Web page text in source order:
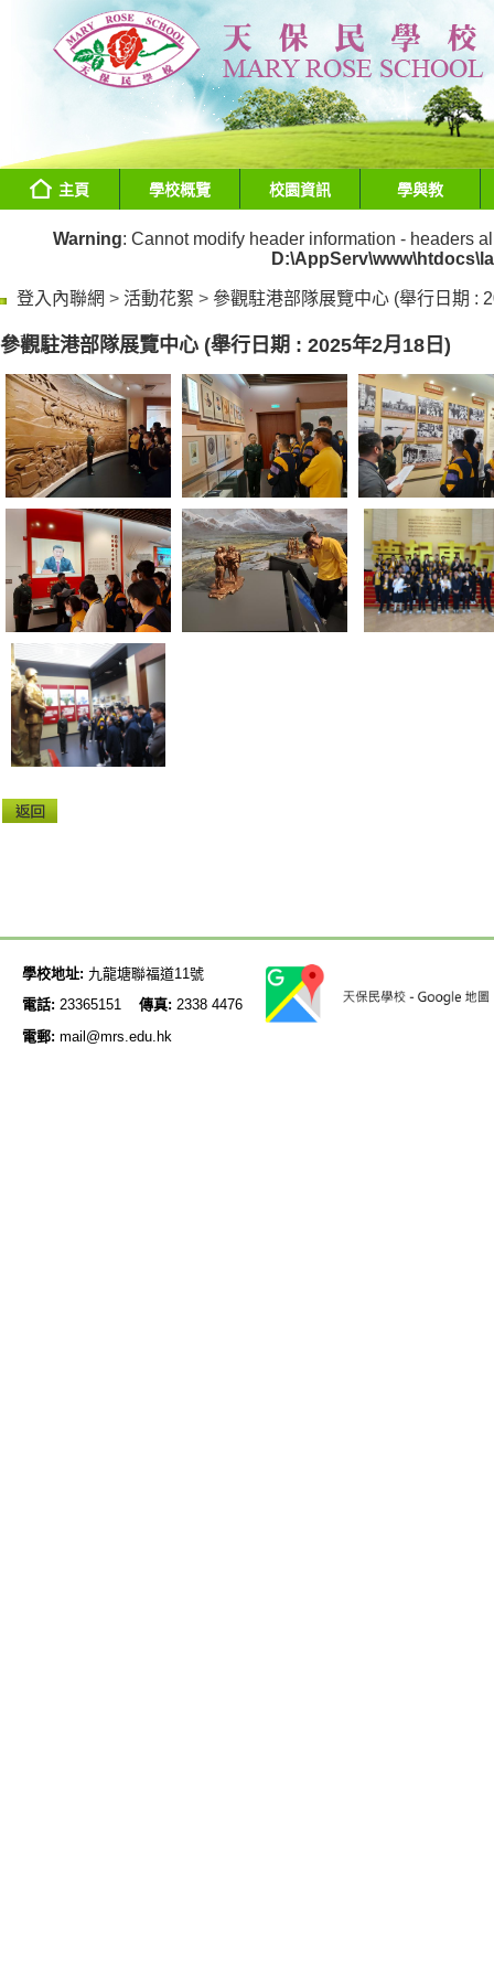
主頁 學校概覽 校園資訊 學與教
Warning: Cannot modify header information - headers
登入內聯網 > 活動花絮 > 參觀駐港部隊展覽中心 (舉行日期 :
參觀駐港部隊展覽中心 (舉行日期 : 2025年2月18日)
學校地址: 九龍塘聯福道11號
電話: 23365151 傳真: 2338 4476
電郵: mail@mrs.edu.hk